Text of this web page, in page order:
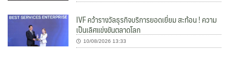
IVF คว้ารางวัลธุรกิจบริการยอดเยี่ยม สะท้อน ! ความ
เป็นเลิศแข่งขันตลาดโลก
10/08/2026 13:33